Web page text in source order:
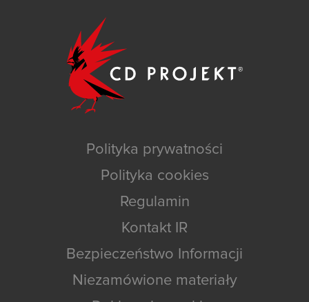
Polityka prywatności
Polityka cookies
Regulamin
Kontakt IR
Bezpieczeństwo Informacji
Niezamówione materiały